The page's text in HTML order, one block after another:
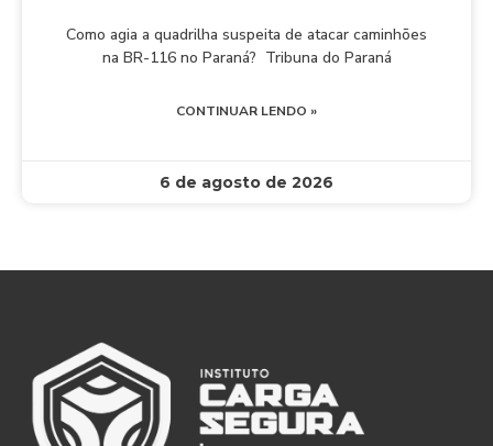
Como agia a quadrilha suspeita de atacar caminhões
na BR-116 no Paraná? Tribuna do Paraná
CONTINUAR LENDO »
6 de agosto de 2026